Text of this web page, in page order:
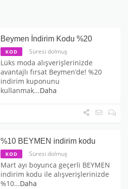
Beymen İndirim Kodu %20
KOD Süresi dolmuş
Lüks moda alışverişlerinizde
avantajlı fırsat Beymen’de! %20
indirim kuponunu
kullanmak...Daha
%10 BEYMEN indirim kodu
KOD Süresi dolmuş
Mart ayı boyunca geçerli BEYMEN
indirim kodu ile alışverişlerinizde
%10...Daha